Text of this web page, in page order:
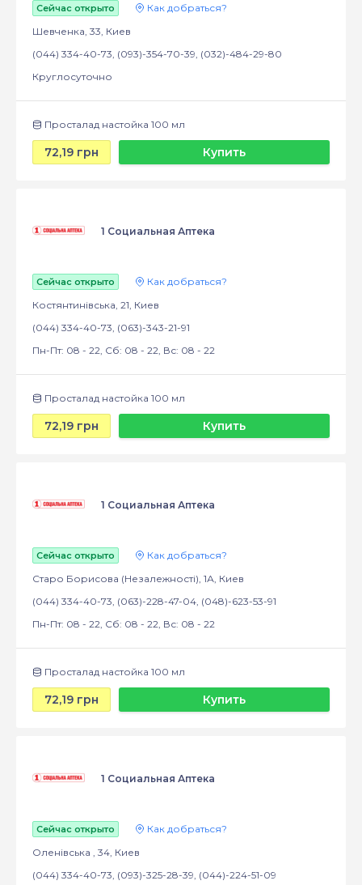
Сейчас открыто
Как добраться?
Шевченка, 33, Киев
(044) 334-40-73, (093)-354-70-39, (032)-484-29-80
Круглосуточно
Просталад настойка 100 мл
72,19 грн Купить
1 Социальная Аптека
Сейчас открыто
Как добраться?
Костянтинівська, 21, Киев
(044) 334-40-73, (063)-343-21-91
Пн-Пт: 08 - 22, Сб: 08 - 22, Вс: 08 - 22
Просталад настойка 100 мл
72,19 грн Купить
1 Социальная Аптека
Сейчас открыто
Как добраться?
Старо Борисова (Незалежності), 1А, Киев
(044) 334-40-73, (063)-228-47-04, (048)-623-53-91
Пн-Пт: 08 - 22, Сб: 08 - 22, Вс: 08 - 22
Просталад настойка 100 мл
72,19 грн Купить
1 Социальная Аптека
Сейчас открыто
Как добраться?
Оленівська , 34, Киев
(044) 334-40-73, (093)-325-28-39, (044)-224-51-09